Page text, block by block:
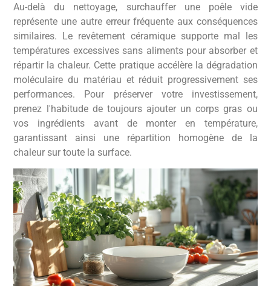
Au-delà du nettoyage, surchauffer une poêle vide
représente une autre erreur fréquente aux conséquences
similaires. Le revêtement céramique supporte mal les
températures excessives sans aliments pour absorber et
répartir la chaleur. Cette pratique accélère la dégradation
moléculaire du matériau et réduit progressivement ses
performances. Pour préserver votre investissement,
prenez l'habitude de toujours ajouter un corps gras ou
vos ingrédients avant de monter en température,
garantissant ainsi une répartition homogène de la
chaleur sur toute la surface.